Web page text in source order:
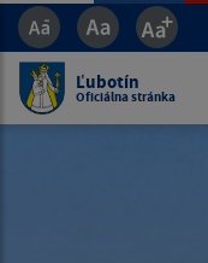
Ľubotín
Oficiálna stránka